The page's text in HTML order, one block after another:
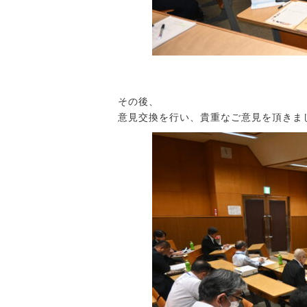
その後、
意見交換を行い、貴重なご意見を頂きま